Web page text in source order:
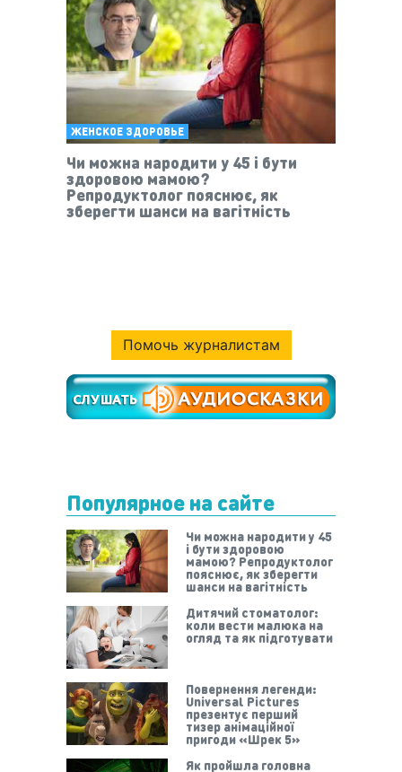
ЖЕНСКОЕ ЗДОРОВЬЕ
Чи можна народити у 45 і бути
здоровою мамою?
Репродуктолог пояснює, як
зберегти шанси на вагітність
Помочь журналистам
Популярное на сайте
Чи можна народити у 45
і бути здоровою
мамою? Репродуктолог
пояснює, як зберегти
шанси на вагітність
Дитячий стоматолог:
коли вести малюка на
огляд та як підготувати
Повернення легенди:
Universal Pictures
презентує перший
тизер анімаційної
пригоди «Шрек 5»
Як пройшла головна